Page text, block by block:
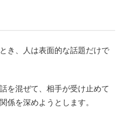
き、人は表面的な話題だけで
を混ぜて、相手が受け止めて
係を深めようとします。